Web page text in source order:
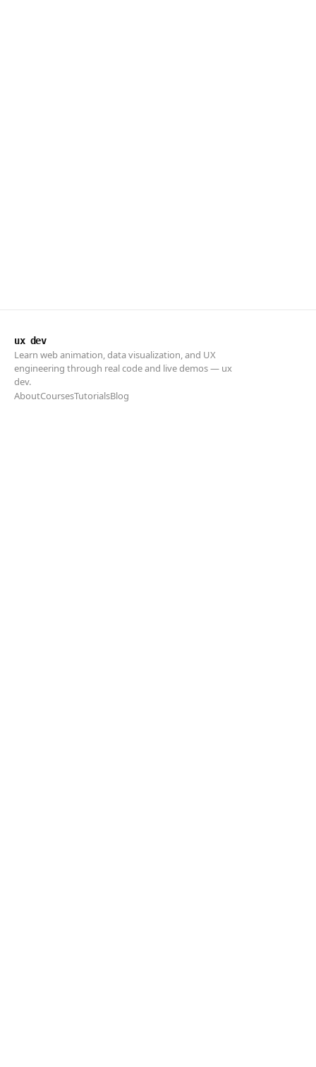
ux dev
Learn web animation, data visualization, and UX
engineering through real code and live demos — ux
dev.
AboutCoursesTutorialsBlog